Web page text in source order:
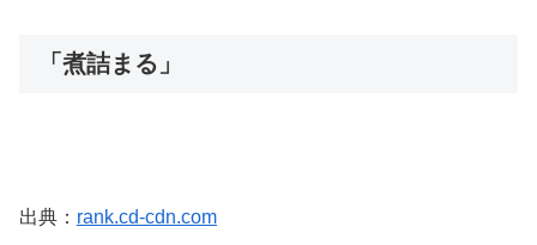
「煮詰まる」
出典： rank.cd-cdn.com